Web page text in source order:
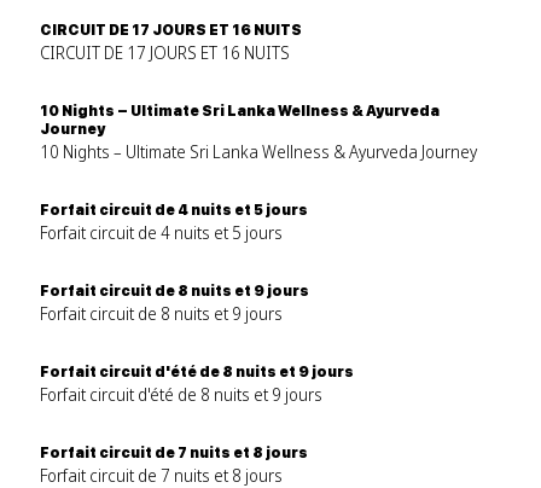
CIRCUIT DE 17 JOURS ET 16 NUITS
CIRCUIT DE 17 JOURS ET 16 NUITS
10 Nights – Ultimate Sri Lanka Wellness & Ayurveda
Journey
10 Nights – Ultimate Sri Lanka Wellness & Ayurveda Journey
Forfait circuit de 4 nuits et 5 jours
Forfait circuit de 4 nuits et 5 jours
Forfait circuit de 8 nuits et 9 jours
Forfait circuit de 8 nuits et 9 jours
Forfait circuit d'été de 8 nuits et 9 jours
Forfait circuit d'été de 8 nuits et 9 jours
Forfait circuit de 7 nuits et 8 jours
Forfait circuit de 7 nuits et 8 jours